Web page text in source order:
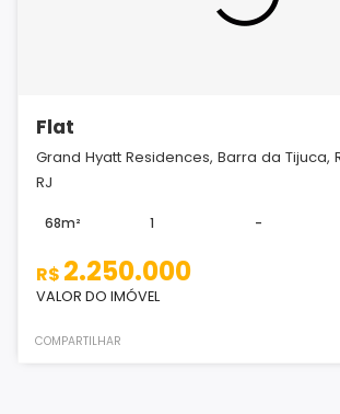
Flat
Grand Hyatt Residences, Barra da Tijuca,
RJ
68m² 1 -
R$ 2.250.000
VALOR DO IMÓVEL
COMPARTILHAR